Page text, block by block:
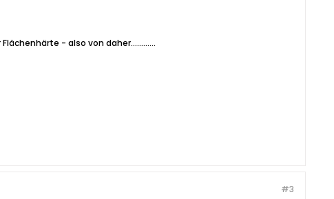
- also von daher............
#3